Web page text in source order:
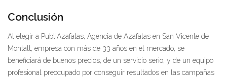
Conclusión
Al elegir a PubliAzafatas, Agencia de Azafatas en San Vicente de
Montalt, empresa con más de 33 años en el mercado, se
beneficiará de buenos precios, de un servicio serio, y de un equipo
profesional preocupado por conseguir resultados en las campañas